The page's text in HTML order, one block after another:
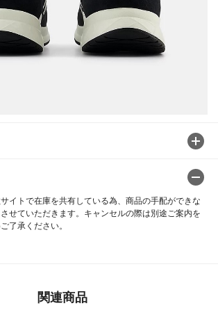
イトで在庫を共有している為、商品の手配ができな
せていただきます。キャンセルの際は別途ご案内を
了承ください。
関連商品